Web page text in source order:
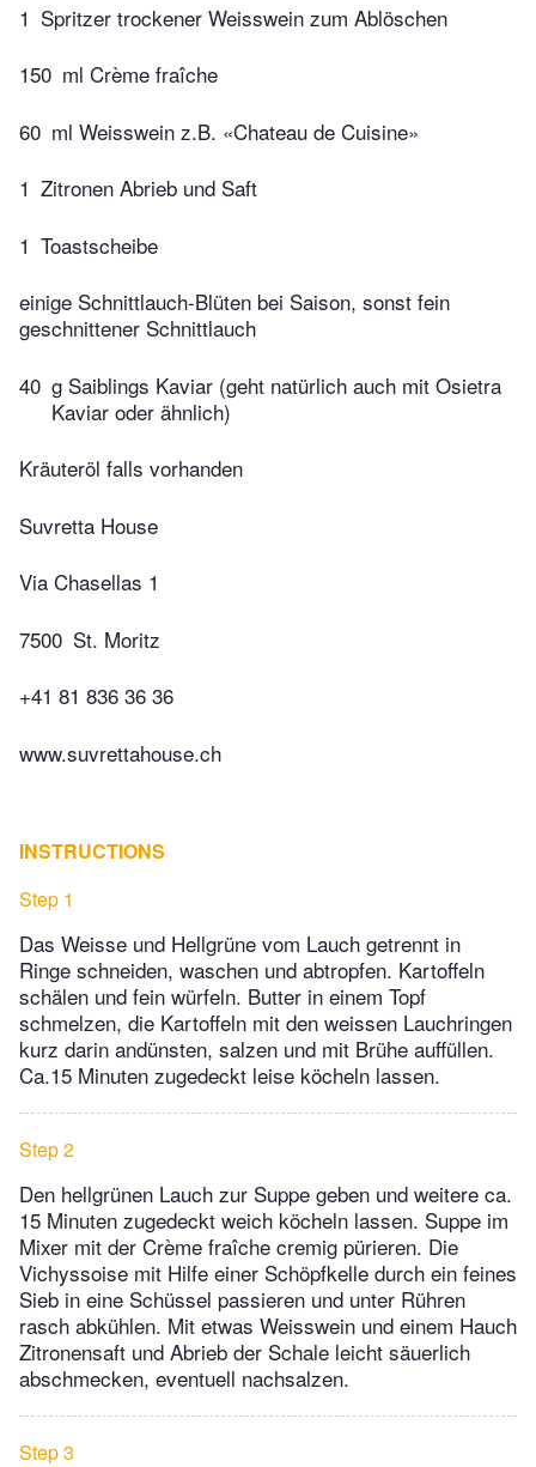
1 Spritzer trockener Weisswein zum Ablöschen
150 ml Crème fraîche
60 ml Weisswein z.B. «Chateau de Cuisine»
1 Zitronen Abrieb und Saft
1 Toastscheibe
einige Schnittlauch-Blüten bei Saison, sonst fein
geschnittener Schnittlauch
40 g Saiblings Kaviar (geht natürlich auch mit Osietra
Kaviar oder ähnlich)
Kräuteröl falls vorhanden
Suvretta House
Via Chasellas 1
7500 St. Moritz
+41 81 836 36 36
www.suvrettahouse.ch
INSTRUCTIONS
Step 1
Das Weisse und Hellgrüne vom Lauch getrennt in
Ringe schneiden, waschen und abtropfen. Kartoffeln
schälen und fein würfeln. Butter in einem Topf
schmelzen, die Kartoffeln mit den weissen Lauchringen
kurz darin andünsten, salzen und mit Brühe auffüllen.
Ca.15 Minuten zugedeckt leise köcheln lassen.
Step 2
Den hellgrünen Lauch zur Suppe geben und weitere ca.
15 Minuten zugedeckt weich köcheln lassen. Suppe im
Mixer mit der Crème fraîche cremig pürieren. Die
Vichyssoise mit Hilfe einer Schöpfkelle durch ein feines
Sieb in eine Schüssel passieren und unter Rühren
rasch abkühlen. Mit etwas Weisswein und einem Hauch
Zitronensaft und Abrieb der Schale leicht säuerlich
abschmecken, eventuell nachsalzen.
Step 3